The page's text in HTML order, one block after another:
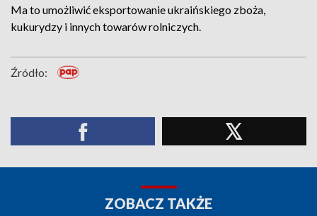
Ma to umożliwić eksportowanie ukraińskiego zboża,
kukurydzy i innych towarów rolniczych.
Źródło:
ZOBACZ TAKŻE